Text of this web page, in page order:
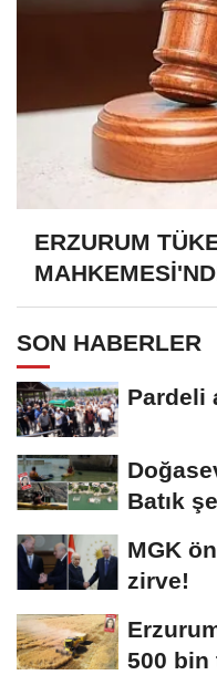
ERZURUM
SON HABERLER
Pardeli
Batık
MGK
zirve!
500 bin